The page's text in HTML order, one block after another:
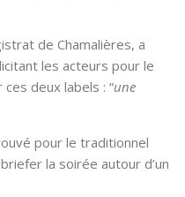
de Chamalières, a
les acteurs pour le
deux labels : “une
pour le traditionnel
la soirée autour d’un